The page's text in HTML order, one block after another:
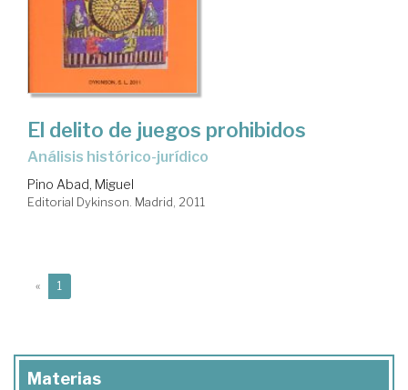
El delito de juegos prohibidos
análisis histórico-jurídico
Pino Abad, Miguel
Editorial Dykinson. Madrid, 2011
« 1
Materias